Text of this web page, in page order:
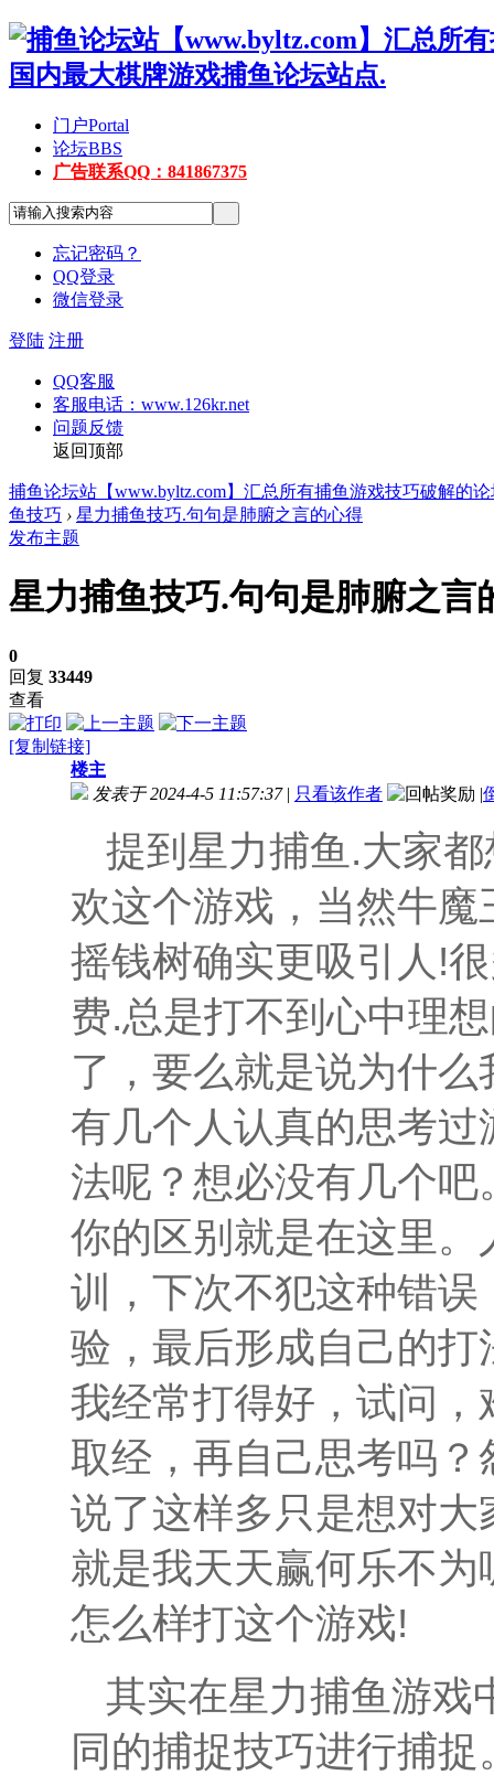
门户Portal
论坛BBS
广告联系QQ：841867375
忘记密码？
QQ登录
微信登录
登陆 注册
QQ客服
客服电话：www.126kr.net
问题反馈
返回顶部
捕鱼论坛站【www.byltz.com】汇总所有捕鱼游戏技巧破解的
鱼技巧 › 星力捕鱼技巧.句句是肺腑之言的心得
发布主题
星力捕鱼技巧.句句是肺腑之言
0
回复 33449
查看
[复制链接]
楼主
发表于 2024-4-5 11:57:37 | 只看该作者 |
提到星力捕鱼.大家
欢这个游戏，当然牛
摇钱树确实更吸引人!
费.总是打不到心中理
了，要么就是说为什
有几个人认真的思考
法呢？想必没有几个
你的区别就是在这里
训，下次不犯这种错
验，最后形成自己的
我经常打得好，试问
取经，再自己思考吗
说了这样多只是想对
就是我天天赢何乐不
怎么样打这个游戏!
其实在星力捕鱼游戏
同的捕捉技巧进行捕